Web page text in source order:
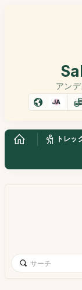
アン
JA
トレッ